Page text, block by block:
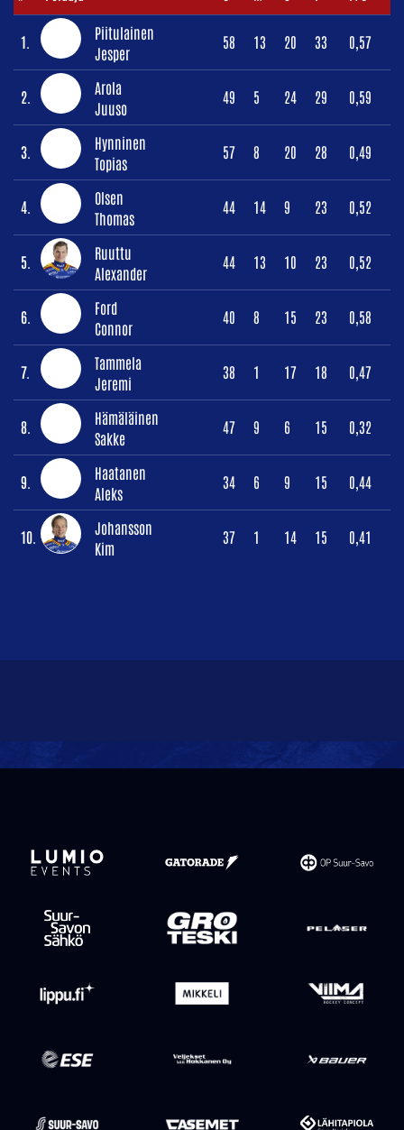
1.
Piitulainen
Jesper
58 13 20 33 0,57
2.
Arola
Juuso
49 5 24 29 0,59
3.
Hynninen
Topias
57 8 20 28 0,49
4.
Olsen
Thomas
44 14 9 23 0,52
5.
Ruuttu
Alexander
44 13 10 23 0,52
6.
Ford
Connor
40 8 15 23 0,58
7.
Tammela
Jeremi
38 1 17 18 0,47
8.
Hämäläinen
Sakke
47 9 6 15 0,32
9.
Haatanen
Aleks
34 6 9 15 0,44
10.
Johansson
Kim
37 1 14 15 0,41